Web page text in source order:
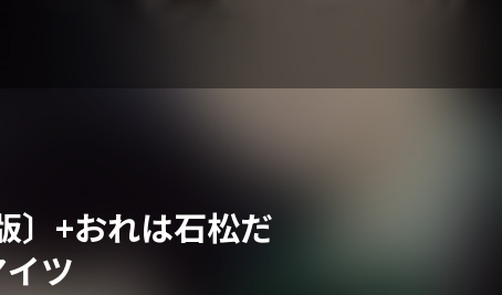
〕+おれは石松だ
ツ